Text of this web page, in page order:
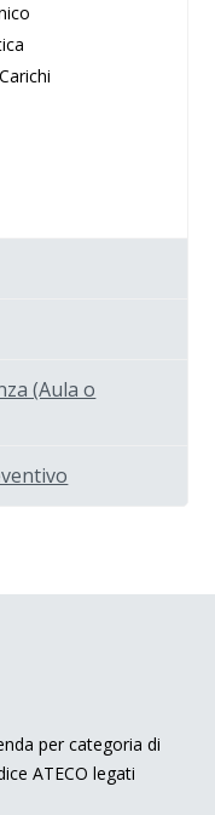
(Aula o
per categoria di
ATECO legati